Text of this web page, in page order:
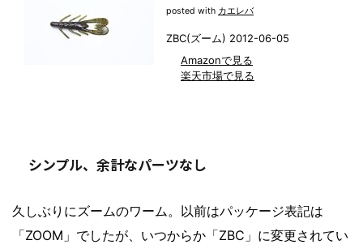
posted with カエレバ
ZBC(ズーム) 2012-06-05
Amazonで見る
楽天市場で見る
シンプル、余計なパーツなし
久しぶりにズームのワーム。以前はパッケージ表記は
「ZOOM」でしたが、いつからか「ZBC」に変更されてい